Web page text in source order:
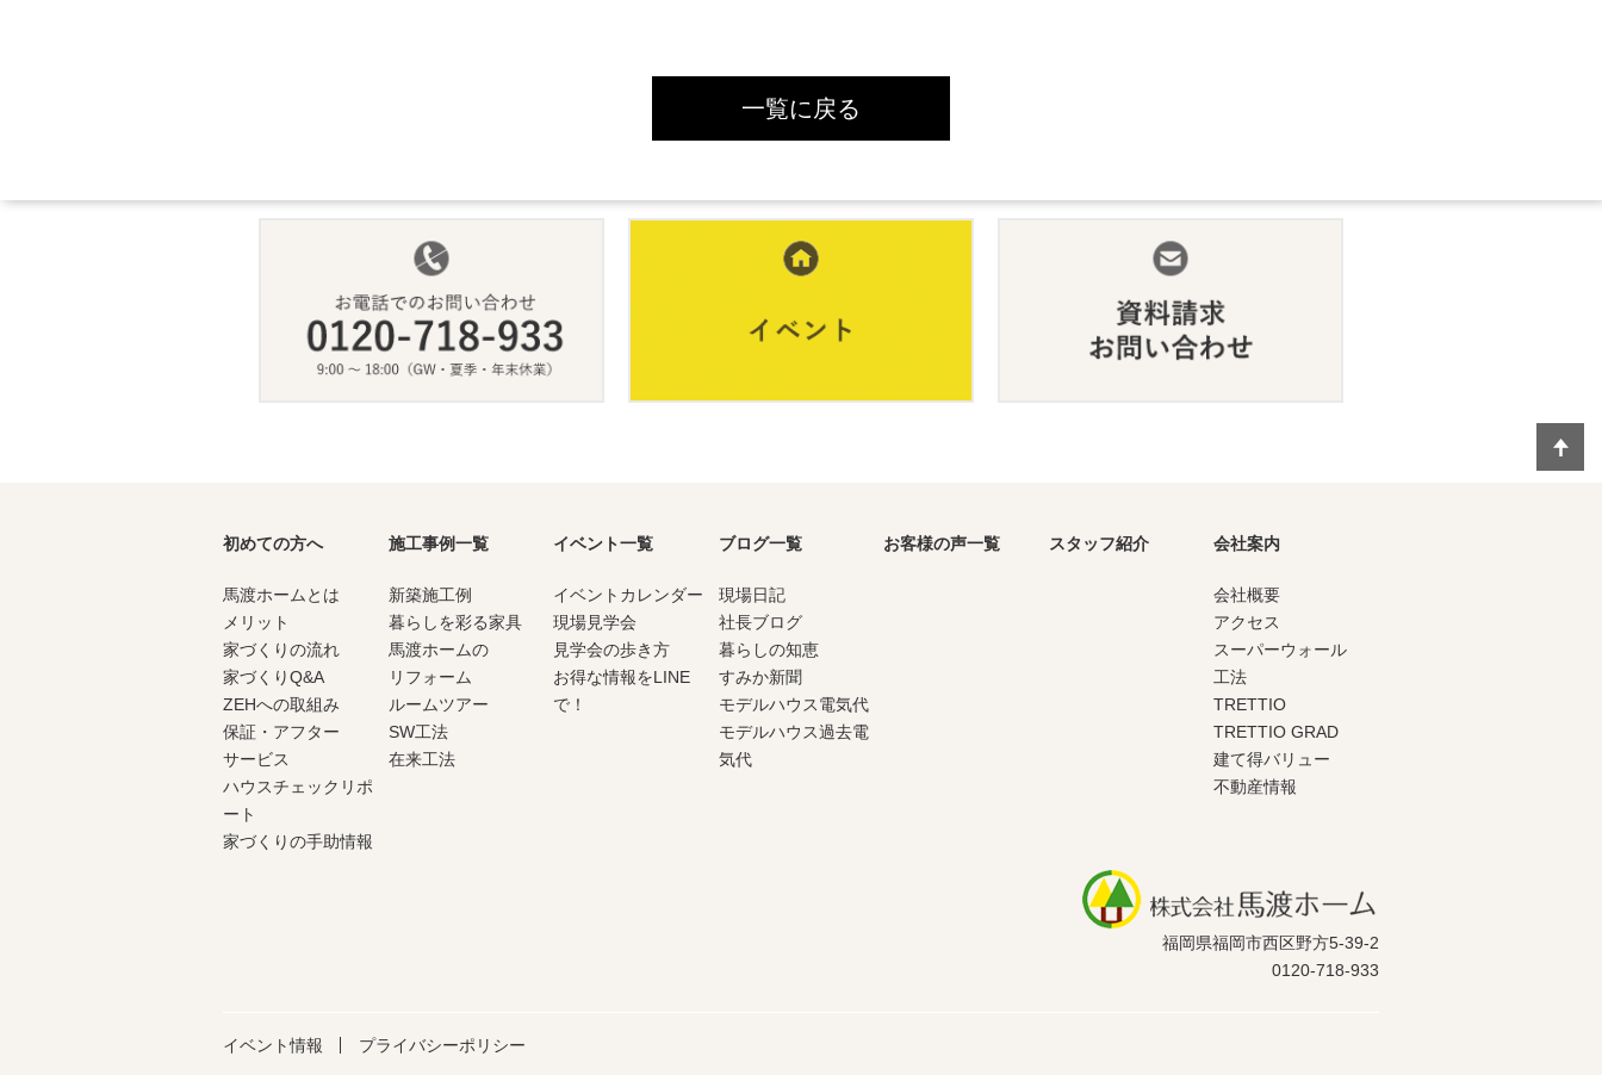
一覧に戻る
初めての方へ
馬渡ホームとは
メリット
家づくりの流れ
家づくりQ&A
ZEHへの取組み
保証・アフター
サービス
ハウスチェックリポ
ート
家づくりの手助情報
施工事例一覧
新築施工例
暮らしを彩る家具
馬渡ホームの
リフォーム
ルームツアー
SW工法
在来工法
イベント一覧
イベントカレンダー
現場見学会
見学会の歩き方
お得な情報をLINE
で！
ブログ一覧
現場日記
社長ブログ
暮らしの知恵
すみか新聞
モデルハウス電気代
モデルハウス過去電
気代
お客様の声一覧 スタッフ紹介 会社案内
会社概要
アクセス
スーパーウォール
工法
TRETTIO
TRETTIO GRAD
建て得バリュー
不動産情報
福岡県福岡市西区野方5-39-2
0120-718-933
イベント情報 プライバシーポリシー